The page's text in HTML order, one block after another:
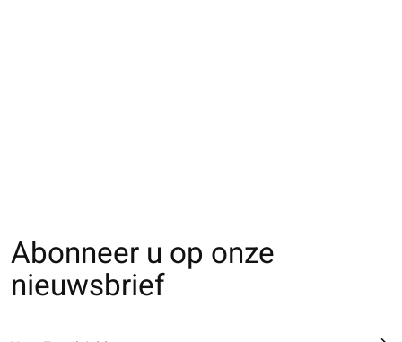
Abonneer u op onze
nieuwsbrief